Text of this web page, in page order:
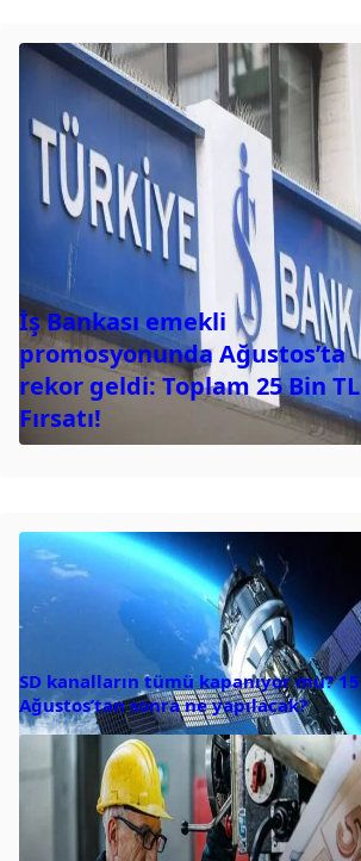
İş Bankası emekli
promosyonunda Ağustos’ta
rekor geldi: Toplam 25 Bin TL
Fırsatı!
SD kanalların tümü kapanıyor mu? 15
Ağustos’tan sonra ne yapılacak?